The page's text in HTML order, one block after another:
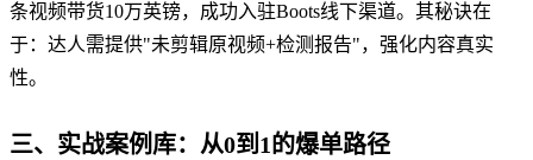
条视频带货10万英镑，成功入驻Boots线下渠道。其秘诀在
于：达人需提供"未剪辑原视频+检测报告"，强化内容真实
性。
三、实战案例库：从0到1的爆单路径